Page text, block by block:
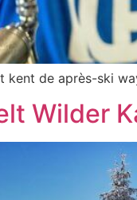
de après-ski
Wilder